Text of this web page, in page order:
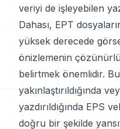
veriyi de işleyebilen
Dahası, EPT
yüksek derecede
önizlemenin
belirtmek önemlidir.
yakınlaştırıldığında
yazdırıldığında EPS
doğru bir şekilde